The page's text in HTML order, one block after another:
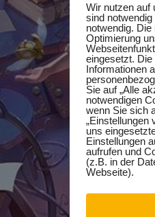
Wir nutzen auf
sind
notwendig.
Optimierung
eingesetzt.
Informationen
Sie auf „Alle
notwendigen
wenn Sie sich
„Einstellungen
uns
Einstellungen
aufrufen und
(z.B. in der
Webseite).